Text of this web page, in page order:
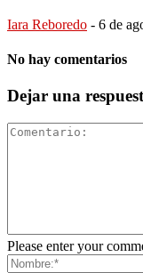
Iara Reboredo - 6 de
No hay comentarios
Dejar una
Please enter your